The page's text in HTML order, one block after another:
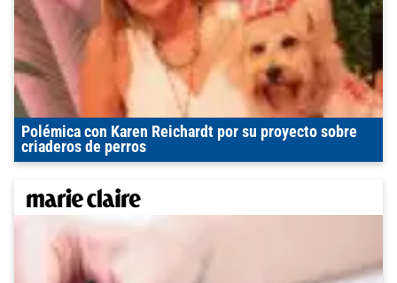
Polémica con Karen Reichardt por su proyecto sobre
criaderos de perros